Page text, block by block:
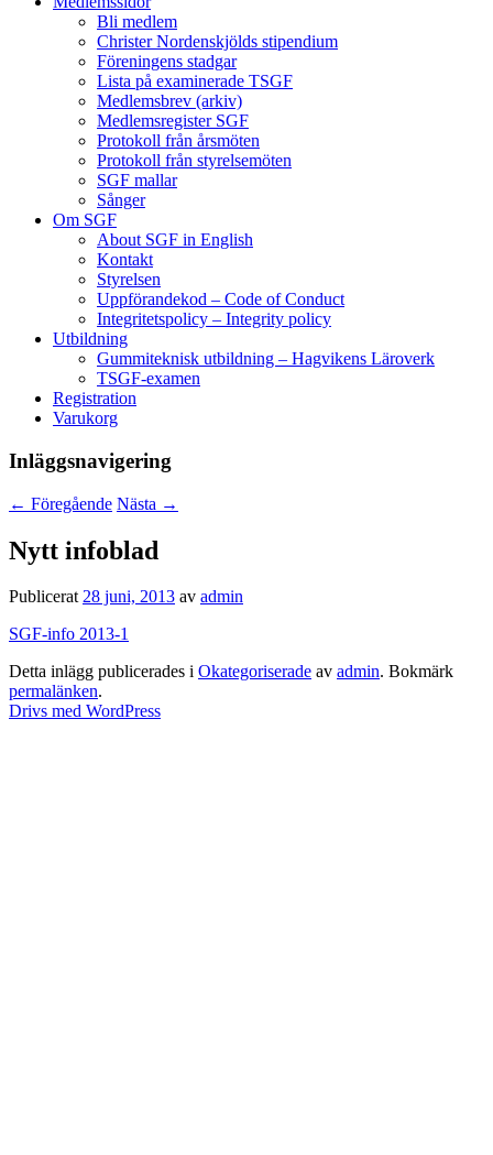
Bli medlem
Christer Nordenskjölds stipendium
Föreningens stadgar
Lista på examinerade TSGF
Medlemsbrev (arkiv)
Medlemsregister SGF
Protokoll från årsmöten
Protokoll från styrelsemöten
SGF mallar
Sånger
Om SGF
About SGF in English
Kontakt
Styrelsen
Uppförandekod – Code of Conduct
Integritetspolicy – Integrity policy
Utbildning
Gummiteknisk utbildning – Hagvikens Läroverk
TSGF-examen
Registration
Varukorg
Inläggsnavigering
← Föregående Nästa →
Nytt infoblad
Publicerat28 juni, 2013 av admin
SGF-info 2013-1
Detta inlägg publicerades i Okategoriserade av admin. Bokmärk
permalänken.
Drivs med WordPress